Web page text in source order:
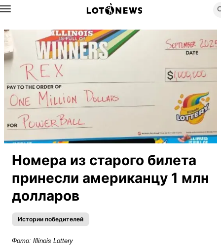
Назад
Номера из старого билета
принесли американцу 1 млн
долларов
Истории победителей
Фото: Illinois Lottery